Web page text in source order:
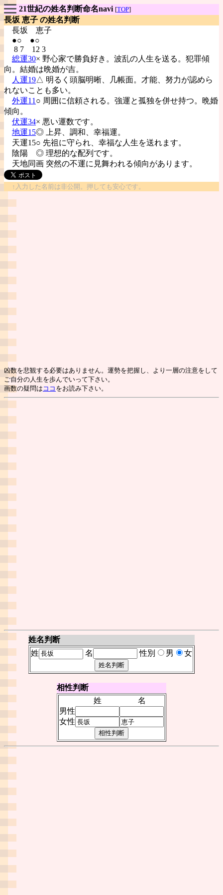
21世紀の姓名判断命名navi [TOP]
長坂 恵子 の姓名判断
長坂 恵子
●○ ●○
8 7 12 3
総運30× 野心家で勝負好き。波乱の人生を送る。犯罪傾
向。結婚は晩婚が吉。
人運19△ 明るく頭脳明晰、几帳面。才能、努力が認めら
れないことも多い。
外運11 ○ 周囲に信頼される。強運と孤独を併せ持つ。晩婚
傾向。
伏運34× 悪い運数です。
地運15◎ 上昇、調和、幸福運。
天運15○ 先祖に守られ、幸福な人生を送れます。
陰陽 ◎ 理想的な配列です。
天地同画 突然の不運に見舞われる傾向があります。
↑入力した名前は非公開。押しても安心です。
凶数を悲観する必要はありません。運勢を把握し、より一層の注意をして
ご自分の人生を歩んでいって下さい。
画数の疑問は ココ をお読み下さい。
姓名判断
姓
名 性別 男 女
相性判断
姓
名
男性
女性